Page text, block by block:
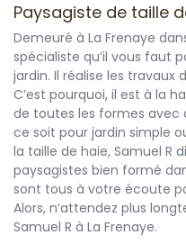
Paysagiste de taille
Demeuré à La Frenaye
spécialiste qu’il vous faut
jardin. Il réalise les travaux
C’est pourquoi, il est à la
de toutes les formes avec
ce soit pour jardin simple
la taille de haie, Samuel R
paysagistes bien formé
sont tous à votre écoute
Alors, n’attendez plus
Samuel R à La Frenaye.